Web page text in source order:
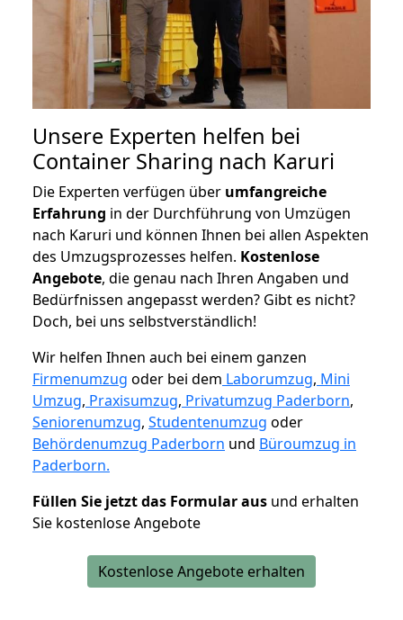
Unsere Experten helfen bei
Container Sharing nach Karuri
Die Experten verfügen über umfangreiche
Erfahrung in der Durchführung von Umzügen
nach Karuri und können Ihnen bei allen Aspekten
des Umzugsprozesses helfen. Kostenlose
Angebote, die genau nach Ihren Angaben und
Bedürfnissen angepasst werden? Gibt es nicht?
Doch, bei uns selbstverständlich!
Wir helfen Ihnen auch bei einem ganzen
Firmenumzug oder bei dem Laborumzug, Mini
Umzug, Praxisumzug, Privatumzug Paderborn,
Seniorenumzug, Studentenumzug oder
Behördenumzug Paderborn und Büroumzug in
Paderborn.
Füllen Sie jetzt das Formular aus und erhalten
Sie kostenlose Angebote
Kostenlose Angebote erhalten